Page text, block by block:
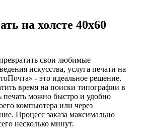
на холсте 40х60
свои любимые
искусства, услуга печати на
- это идеальное решение.
время на поиски типографии в
печать можно быстро и удобно
компьютера или через
Процесс заказа максимально
несколько минут.